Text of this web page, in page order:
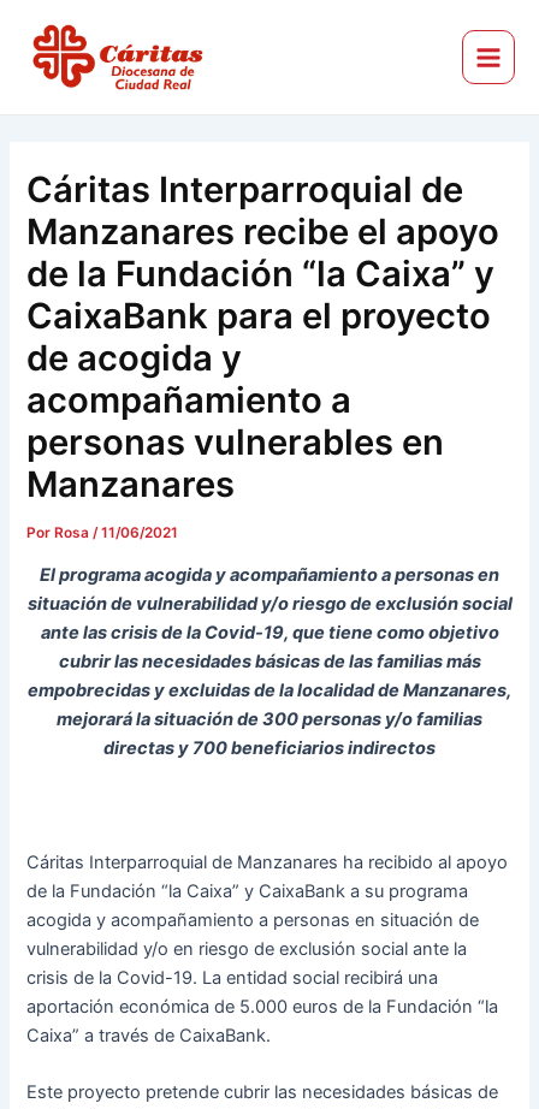
contenido
Menu
Cáritas Interparroquial de
Manzanares recibe el apoyo
de la Fundación “la Caixa” y
CaixaBank para el proyecto
de acogida y
acompañamiento a
personas vulnerables en
Manzanares
PorRosa /11/06/2021
El programa acogida y acompañamiento a personas en
situación de vulnerabilidad y/o riesgo de exclusión social
ante las crisis de la Covid-19, que tiene como objetivo
cubrir las necesidades básicas de las familias más
empobrecidas y excluidas de la localidad de Manzanares,
mejorará la situación de 300 personas y/o familias
directas y 700 beneficiarios indirectos
Cáritas Interparroquial de Manzanares ha recibido al apoyo
de la Fundación “la Caixa” y CaixaBank a su programa
acogida y acompañamiento a personas en situación de
vulnerabilidad y/o en riesgo de exclusión social ante la
crisis de la Covid-19. La entidad social recibirá una
aportación económica de 5.000 euros de la Fundación “la
Caixa” a través de CaixaBank.
Este proyecto pretende cubrir las necesidades básicas de
entradas